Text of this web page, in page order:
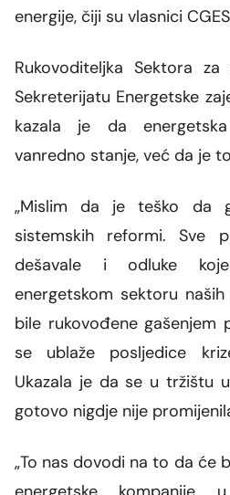
energije, čiji su vlasnici
Rukovoditeljka Sektora
Sekreterijatu Energetske
kazala je da
vanredno stanje, već da je
„Mislim da je teško da
sistemskih reformi. Sve
dešavale i odluke
energetskom sektoru
bile rukovođene gašenjem
se ublaže posljedice
Ukazala je da se u tržištu
gotovo nigdje nije
„To nas dovodi na to da će